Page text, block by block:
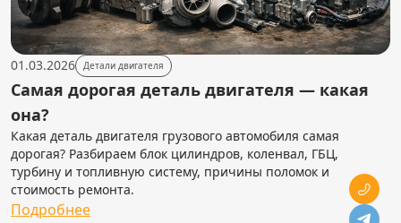
01.03.2026 Детали двигателя
Самая дорогая деталь двигателя — какая
она?
Какая деталь двигателя грузового автомобиля самая
дорогая? Разбираем блок цилиндров, коленвал, ГБЦ,
турбину и топливную систему, причины поломок и
стоимость ремонта.
Подробнее